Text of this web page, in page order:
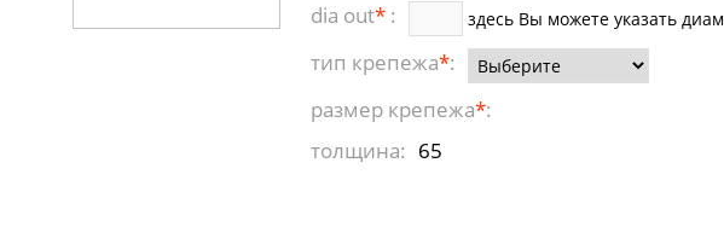
dia out*: здесь Вы можете указать
тип крепежа*:
размер крепежа*:
толщина: 65